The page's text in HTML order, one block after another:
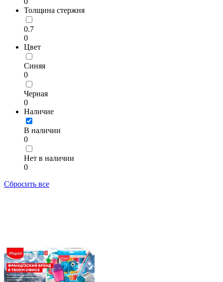
Толщина стержня
0.7
0
Цвет
Синяя
0
Черная
0
Наличие
В наличии
0
Нет в наличии
0
Сбросить все